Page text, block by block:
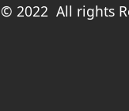
© 2022 All rights